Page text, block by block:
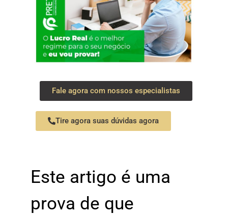
Fale agora com nossos especialistas
Tire agora suas dúvidas agora
Este artigo é uma
prova de que